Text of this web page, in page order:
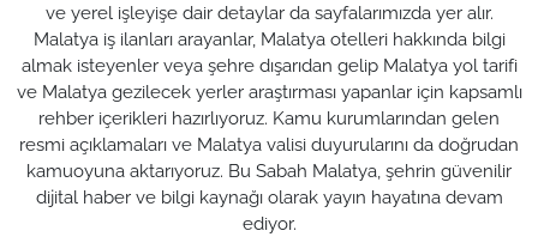
ve yerel işleyişe dair detaylar da sayfalarımızda yer alır.
Malatya iş ilanları arayanlar, Malatya otelleri hakkında bilgi
almak isteyenler veya şehre dışarıdan gelip Malatya yol tarifi
ve Malatya gezilecek yerler araştırması yapanlar için kapsamlı
rehber içerikleri hazırlıyoruz. Kamu kurumlarından gelen
resmi açıklamaları ve Malatya valisi duyurularını da doğrudan
kamuoyuna aktarıyoruz. Bu Sabah Malatya, şehrin güvenilir
dijital haber ve bilgi kaynağı olarak yayın hayatına devam
ediyor.